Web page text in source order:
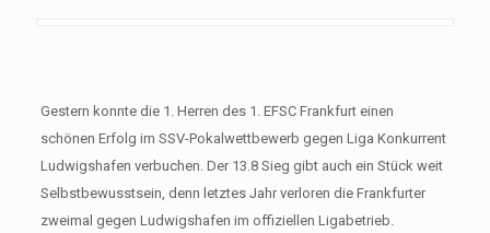
Gestern konnte die 1. Herren des 1. EFSC Frankfurt einen
schönen Erfolg im SSV-Pokalwettbewerb gegen Liga Konkurrent
Ludwigshafen verbuchen. Der 13.8 Sieg gibt auch ein Stück weit
Selbstbewusstsein, denn letztes Jahr verloren die Frankfurter
zweimal gegen Ludwigshafen im offiziellen Ligabetrieb.